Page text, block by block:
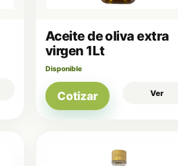
Aceite de oliva extra
virgen 1Lt
Disponible
Cotizar Ver